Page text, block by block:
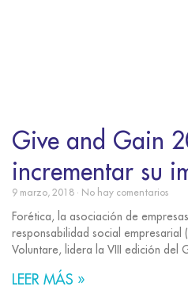
Give and Gain
incrementar su
9 marzo, 2018 No hay comentarios
Forética, la asociación de
responsabilidad social empresarial
Voluntare, lidera la VIII edición del
LEER MÁS »